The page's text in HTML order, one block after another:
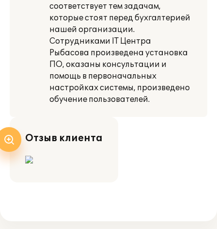
соответствует тем задачам,
которые стоят перед бухгалтерией
нашей организации.
Сотрудниками IT Центра
Рыбасова произведена установка
ПО, оказаны консультации и
помощь в первоначальных
настройках системы, произведено
обучение пользователей.
Отзыв клиента